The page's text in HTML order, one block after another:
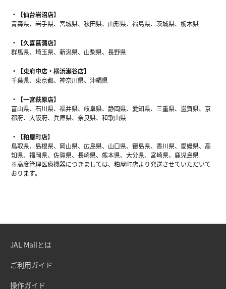
【仙台岩沼店】
青森県、岩手県、宮城県、秋田県、山形県、福島県、茨城県、栃木県
【久喜菖蒲店】
群馬県、埼玉県、新潟県、山梨県、長野県
【東府中店・横浜瀬谷店】
千葉県、東京都、神奈川県、沖縄県
【一宮萩原店】
富山県、石川県、福井県、岐阜県、静岡県、愛知県、三重県、滋賀県、京
都府、大阪府、兵庫県、奈良県、和歌山県
【粕屋町店】
鳥取県、島根県、岡山県、広島県、山口県、徳島県、香川県、愛媛県、高
知県、福岡県、佐賀県、長崎県、熊本県、大分県、宮崎県、鹿児島県
※高度管理医療機器につきましては、粕屋町店より発送させていただいて
おります。
JAL Mallとは
ご利用ガイド
操作ガイド